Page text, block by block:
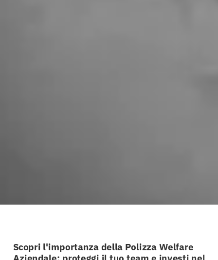
Scopri l'importanza della Polizza Welfare